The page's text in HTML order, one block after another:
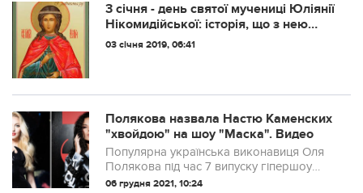
3 січня - день святої мучениці Юліянії
Нікомидійської: історія, що з нею
було
03 січня 2019, 06:41
Полякова назвала Настю Каменских
"хвойдою" на шоу "Маска". Видео
Популярна українська виконавиця Оля
Полякова під час 7 випуску гіпершоу
"Маска", яке транслюється на телеканалі
06 грудня 2021, 10:24